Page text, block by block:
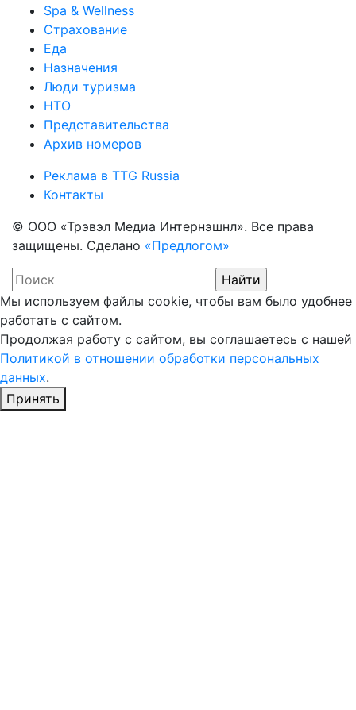
Spa & Wellness
Страхование
Еда
Назначения
Люди туризма
НТО
Представительства
Архив номеров
Реклама в TTG Russia
Контакты
© ООО «Трэвэл Медиа Интернэшнл». Все права
защищены. Сделано «Предлогом»
Мы используем файлы cookie, чтобы вам было удобнее
работать с сайтом.
Продолжая работу с сайтом, вы соглашаетесь с нашей
Политикой в отношении обработки персональных
данных.
Принять